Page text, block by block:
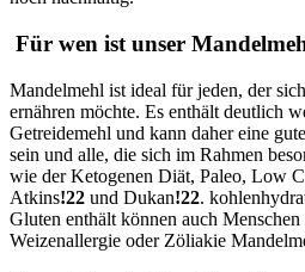
Für wen ist unser
Mandelmehl ist ideal für jeden, der
ernähren möchte. Es enthält deutlich
Getreidemehl und kann daher eine
sein und alle, die sich im Rahmen
wie der Ketogenen Diät, Paleo, Low
Atkins!22 und Dukan!22.
Gluten enthält können auch
Weizenallergie oder Zöliakie